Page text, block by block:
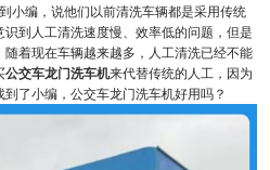
小编，说他们以前清洗车辆都是采用传统
到人工清洗速度慢、效率低的问题，但是
着现在车辆越来越多，人工清洗已经不能
公交车龙门洗车机来代替传统的人工，因为
了小编，公交车龙门洗车机好用吗？